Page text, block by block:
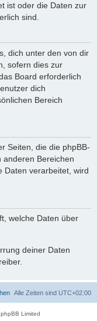
ist oder die Daten zur
sind.
dich unter den von dir
sofern dies zur
Board erforderlich
dich
Bereich
Seiten, die die phpBB-
anderen Bereichen
Daten verarbeitet, wird
welche Daten über
deiner Daten
Alle Zeiten sind UTC+02:00
Limited